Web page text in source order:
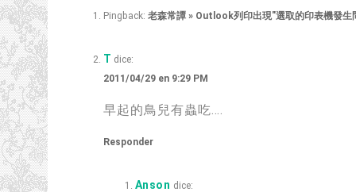
Pingback: 老森常譚 » Outlook列印出現"選取的印表機發生
T dice:
2011/04/29 en 9:29 PM
早起的鳥兒有蟲吃….
Responder
Anson dice: